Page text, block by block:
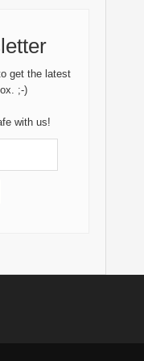
get the latest
;-)
with us!